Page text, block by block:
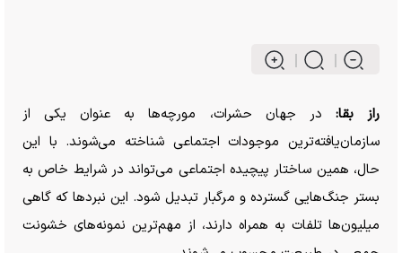
راز بقا: در جهان حشرات، مورچه‌ها به عنوان یکی از
سازمان‌یافته‌ترین موجودات اجتماعی شناخته می‌شوند. با این
حال، همین ساختار پیچیده اجتماعی می‌تواند در شرایط خاص به
بستر جنگ‌هایی گسترده و مرگبار تبدیل شود. این نبرد‌ها که گاهی
میلیون‌ها تلفات به همراه دارند، از مهم‌ترین نمونه‌های خشونت